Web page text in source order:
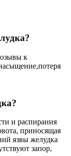
к
и распирания
приносящая
язвы желудка
запор,